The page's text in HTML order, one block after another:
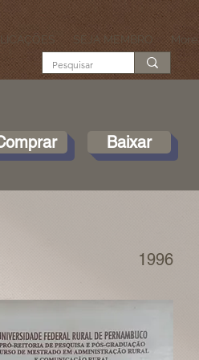
SEJA MEMBRO More...
Baixar
1996